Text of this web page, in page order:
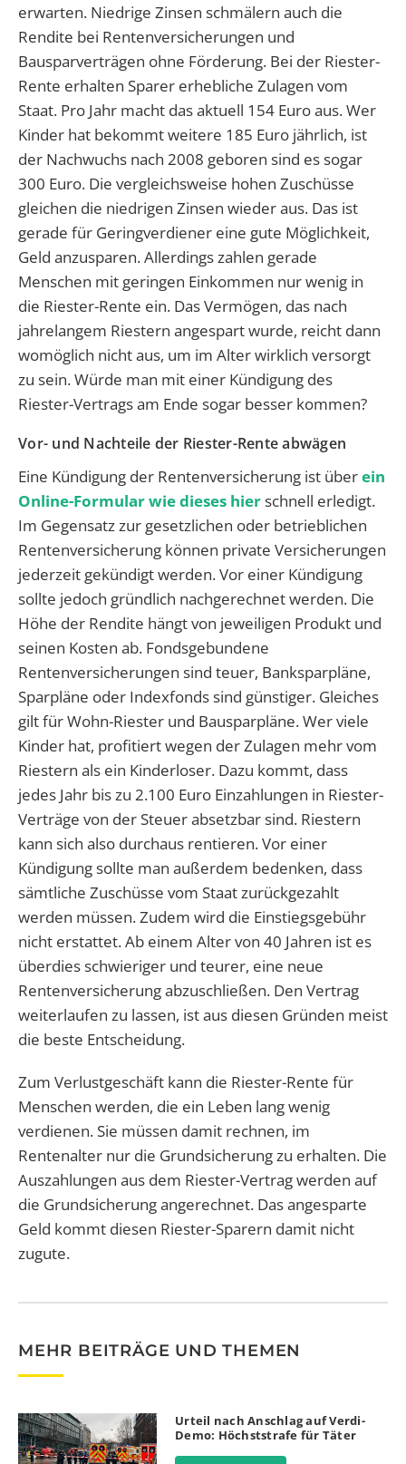
erwarten. Niedrige Zinsen schmälern auch die
Rendite bei Rentenversicherungen und
Bausparverträgen ohne Förderung. Bei der Riester-
Rente erhalten Sparer erhebliche Zulagen vom
Staat. Pro Jahr macht das aktuell 154 Euro aus. Wer
Kinder hat bekommt weitere 185 Euro jährlich, ist
der Nachwuchs nach 2008 geboren sind es sogar
300 Euro. Die vergleichsweise hohen Zuschüsse
gleichen die niedrigen Zinsen wieder aus. Das ist
gerade für Geringverdiener eine gute Möglichkeit,
Geld anzusparen. Allerdings zahlen gerade
Menschen mit geringen Einkommen nur wenig in
die Riester-Rente ein. Das Vermögen, das nach
jahrelangem Riestern angespart wurde, reicht dann
womöglich nicht aus, um im Alter wirklich versorgt
zu sein. Würde man mit einer Kündigung des
Riester-Vertrags am Ende sogar besser kommen?
Vor- und Nachteile der Riester-Rente abwägen
Eine Kündigung der Rentenversicherung ist überein
Online-Formular wie dieses hierschnell erledigt.
Im Gegensatz zur gesetzlichen oder betrieblichen
Rentenversicherung können private Versicherungen
jederzeit gekündigt werden. Vor einer Kündigung
sollte jedoch gründlich nachgerechnet werden. Die
Höhe der Rendite hängt von jeweiligen Produkt und
seinen Kosten ab. Fondsgebundene
Rentenversicherungen sind teuer, Banksparpläne,
Sparpläne oder Indexfonds sind günstiger. Gleiches
gilt für Wohn-Riester und Bausparpläne. Wer viele
Kinder hat, profitiert wegen der Zulagen mehr vom
Riestern als ein Kinderloser. Dazu kommt, dass
jedes Jahr bis zu 2.100 Euro Einzahlungen in Riester-
Verträge von der Steuer absetzbar sind. Riestern
kann sich also durchaus rentieren. Vor einer
Kündigung sollte man außerdem bedenken, dass
sämtliche Zuschüsse vom Staat zurückgezahlt
werden müssen. Zudem wird die Einstiegsgebühr
nicht erstattet. Ab einem Alter von 40 Jahren ist es
überdies schwieriger und teurer, eine neue
Rentenversicherung abzuschließen. Den Vertrag
weiterlaufen zu lassen, ist aus diesen Gründen meist
die beste Entscheidung.
Zum Verlustgeschäft kann die Riester-Rente für
Menschen werden, die ein Leben lang wenig
verdienen. Sie müssen damit rechnen, im
Rentenalter nur die Grundsicherung zu erhalten. Die
Auszahlungen aus dem Riester-Vertrag werden auf
die Grundsicherung angerechnet. Das angesparte
Geld kommt diesen Riester-Sparern damit nicht
zugute.
MEHR BEITRÄGE UND THEMEN
Urteil nach Anschlag auf Verdi-
Demo: Höchststrafe für Täter